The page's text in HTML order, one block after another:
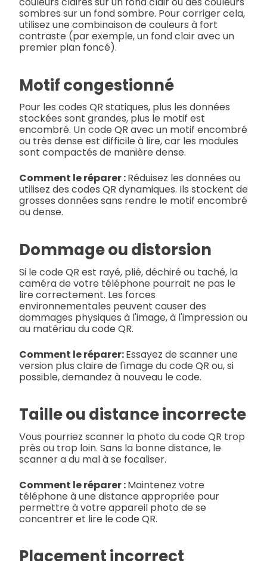
sombres sur un fond sombre. Pour corriger cela,
utilisez une combinaison de couleurs à fort
contraste (par exemple, un fond clair avec un
premier plan foncé).
Motif congestionné
Pour les codes QR statiques, plus les données
stockées sont grandes, plus le motif est
encombré. Un code QR avec un motif encombré
ou très dense est difficile à lire, car les modules
sont compactés de manière dense.
Comment le réparer :Réduisez les données ou
utilisez des codes QR dynamiques. Ils stockent de
grosses données sans rendre le motif encombré
ou dense.
Dommage ou distorsion
Si le code QR est rayé, plié, déchiré ou taché, la
caméra de votre téléphone pourrait ne pas le
lire correctement. Les forces
environnementales peuvent causer des
dommages physiques à l'image, à l'impression ou
au matériau du code QR.
Comment le réparer:Essayez de scanner une
version plus claire de l'image du code QR ou, si
possible, demandez à nouveau le code.
Taille ou distance incorrecte
Vous pourriez scanner la photo du code QR trop
près ou trop loin. Sans la bonne distance, le
scanner a du mal à se focaliser.
Comment le réparer :Maintenez votre
téléphone à une distance appropriée pour
permettre à votre appareil photo de se
concentrer et lire le code QR.
Placement incorrect